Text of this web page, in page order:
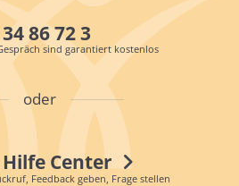
86 72 3
sind garantiert kostenlos
oder
Center
Feedback geben, Frage stellen